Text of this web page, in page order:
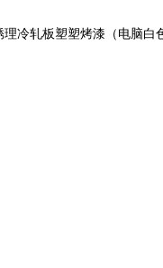
冷轧板塑塑烤漆（电脑白